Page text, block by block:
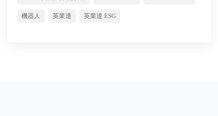
機器人 英業達 英業達 ESG